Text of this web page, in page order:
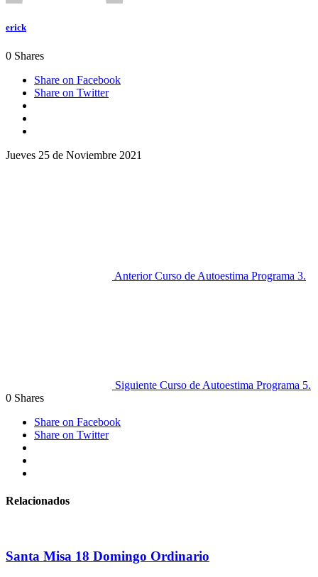
erick
0 Shares
Share on Facebook
Share on Twitter
Jueves 25 de Noviembre 2021
Anterior Curso de Autoestima Programa 3.
Siguiente Curso de Autoestima Programa 5.
0 Shares
Share on Facebook
Share on Twitter
Relacionados
Santa Misa 18 Domingo Ordinario